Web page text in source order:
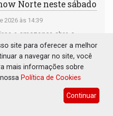
Norte neste sábado
2026 às 14:39
e amazonas abre a
2026 e deve reunir
no município
site para oferecer a melhor
a navegar no site, você
mais informações sobre
Política de Cookies
Continuar